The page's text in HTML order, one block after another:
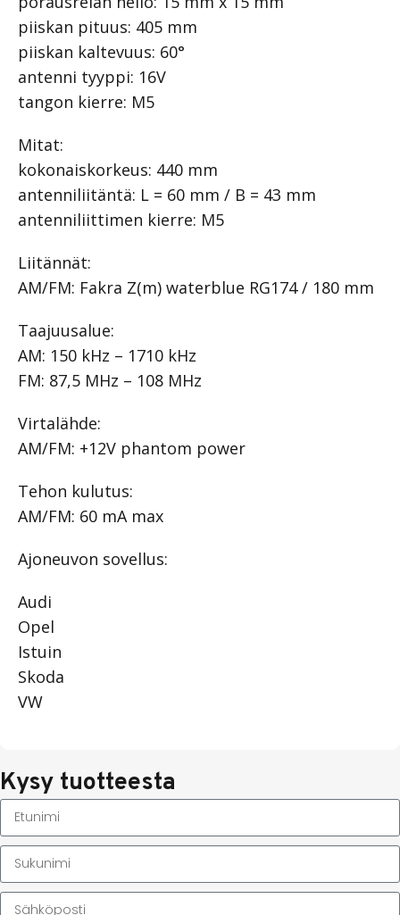
piiskan pituus: 405 mm
piiskan kaltevuus: 60°
antenni tyyppi: 16V
tangon kierre: M5
Mitat:
kokonaiskorkeus: 440 mm
antenniliitäntä: L = 60 mm / B = 43 mm
antenniliittimen kierre: M5
Liitännät:
AM/FM: Fakra Z(m) waterblue RG174 / 180 mm
Taajuusalue:
AM: 150 kHz – 1710 kHz
FM: 87,5 MHz – 108 MHz
Virtalähde:
AM/FM: +12V phantom power
Tehon kulutus:
AM/FM: 60 mA max
Ajoneuvon sovellus:
Audi
Opel
Istuin
Skoda
VW
Kysy tuotteesta